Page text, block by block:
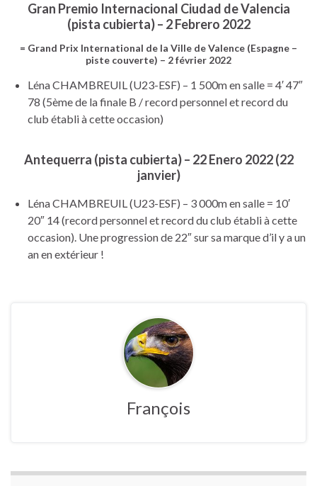
Gran Premio Internacional Ciudad de Valencia
(pista cubierta) – 2 Febrero 2022
= Grand Prix International de la Ville de Valence (Espagne –
piste couverte) – 2 février 2022
Léna CHAMBREUIL (U23-ESF) – 1 500m en salle = 4′ 47″
78 (5ème de la finale B / record personnel et record du
club établi à cette occasion)
Antequerra (pista cubierta) – 22 Enero 2022 (22
janvier)
Léna CHAMBREUIL (U23-ESF) – 3 000m en salle = 10′
20″ 14 (record personnel et record du club établi à cette
occasion). Une progression de 22″ sur sa marque d’il y a un
an en extérieur !
François